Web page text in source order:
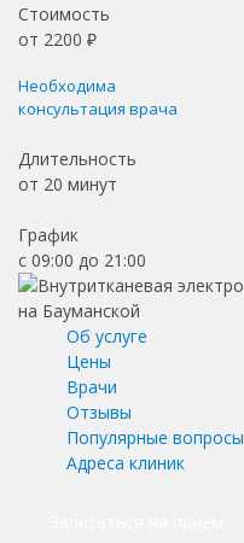
Стоимость
от 2200 ₽
Необходима
консультация врача
Длительность
от 20 минут
График
с 09:00 до 21:00
Об услуге
Цены
Врачи
Отзывы
Популярные вопросы
Адреса клиник